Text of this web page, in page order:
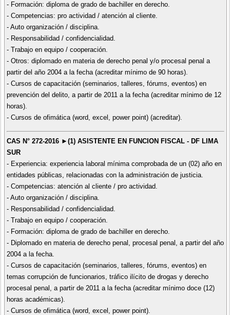
- Formación: diploma de grado de bachiller en derecho.
- Competencias: pro actividad / atención al cliente.
- Auto organización / disciplina.
- Responsabilidad / confidencialidad.
- Trabajo en equipo / cooperación.
- Otros: diplomado en materia de derecho penal y/o procesal penal a
partir del año 2004 a la fecha (acreditar mínimo de 90 horas).
- Cursos de capacitación (seminarios, talleres, fórums, eventos) en
prevención del delito, a partir de 2011 a la fecha (acreditar mínimo de 12
horas).
- Cursos de ofimática (word, excel, power point) (acreditar).
CAS N° 272-2016 ►(1) ASISTENTE EN FUNCION FISCAL - DF LIMA
SUR
- Experiencia: experiencia laboral mínima comprobada de un (02) año en
entidades públicas, relacionadas con la administración de justicia.
- Competencias: atención al cliente / pro actividad.
- Auto organización / disciplina.
- Responsabilidad / confidencialidad.
- Trabajo en equipo / cooperación.
- Formación: diploma de grado de bachiller en derecho.
- Diplomado en materia de derecho penal, procesal penal, a partir del año
2004 a la fecha.
- Cursos de capacitación (seminarios, talleres, fórums, eventos) en
temas corrupción de funcionarios, tráfico ilícito de drogas y derecho
procesal penal, a partir de 2011 a la fecha (acreditar mínimo doce (12)
horas académicas).
- Cursos de ofimática (word, excel, power point).